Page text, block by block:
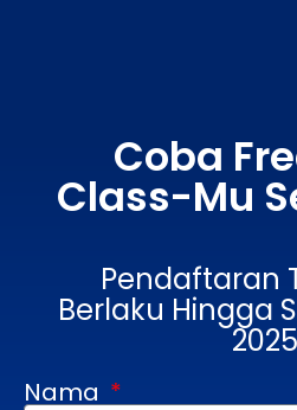
Coba
Class-Mu
Pendaftaran
Berlaku Hingga
2025
Nama